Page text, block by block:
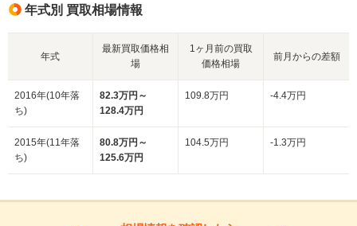
年式別 買取相場情報
年式
最新買取価格相
場
1ヶ月前の買取
価格相場
前月からの差額
2016年(10年落
ち)
82.3万円～
128.4万円
109.8万円 -4.4万円
2015年(11年落
ち)
80.8万円～
125.6万円
104.5万円 -1.3万円